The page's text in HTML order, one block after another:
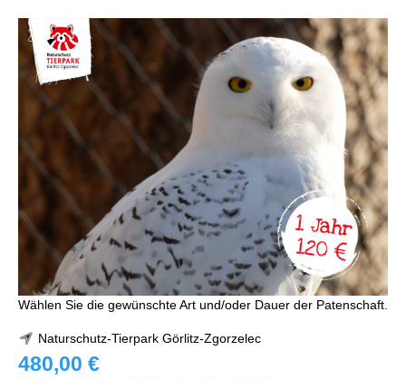
Wählen Sie die gewünschte Art und/oder Dauer der Patenschaft.
Naturschutz-Tierpark Görlitz-Zgorzelec
480,00 €